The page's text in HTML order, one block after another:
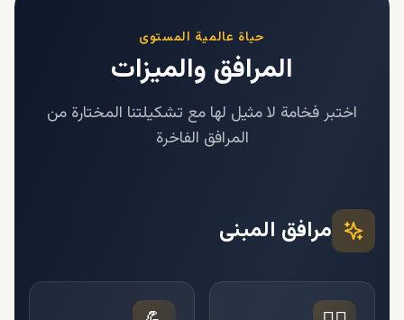
حياة عالمية المستوى
المرافق والميزات
اختبر فخامة لا مثيل لها مع تشكيلتنا المختارة من
المرافق الفاخرة
مرافق المبنى